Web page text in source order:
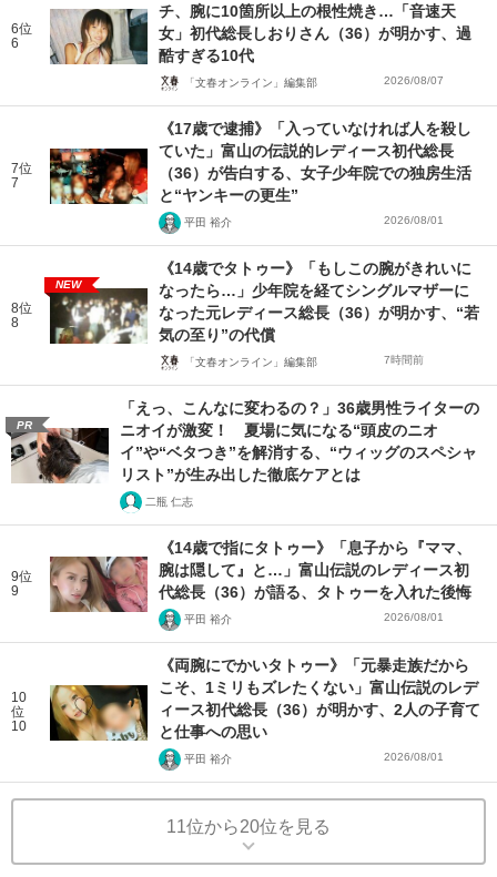
6位
6
チ、腕に10箇所以上の根性焼き…「音速天
女」初代総長しおりさん（36）が明かす、過
酷すぎる10代
「文春オンライン」編集部 2026/08/07
7位
7
《17歳で逮捕》「入っていなければ人を殺し
ていた」富山の伝説的レディース初代総長
（36）が告白する、女子少年院での独房生活
と“ヤンキーの更生”
平田 裕介 2026/08/01
8位
8
NEW
《14歳でタトゥー》「もしこの腕がきれいに
なったら…」少年院を経てシングルマザーに
なった元レディース総長（36）が明かす、“若
気の至り”の代償
「文春オンライン」編集部 7時間前
PR
「えっ、こんなに変わるの？」36歳男性ライターの
ニオイが激変！ 夏場に気になる“頭皮のニオ
イ”や“ベタつき”を解消する、“ウィッグのスペシャ
リスト”が生み出した徹底ケアとは
二瓶 仁志
9位
9
《14歳で指にタトゥー》「息子から『ママ、
腕は隠して』と…」富山伝説のレディース初
代総長（36）が語る、タトゥーを入れた後悔
平田 裕介 2026/08/01
10
位
10
《両腕にでかいタトゥー》「元暴走族だから
こそ、1ミリもズレたくない」富山伝説のレデ
ィース初代総長（36）が明かす、2人の子育て
と仕事への思い
平田 裕介 2026/08/01
11位から20位を見る